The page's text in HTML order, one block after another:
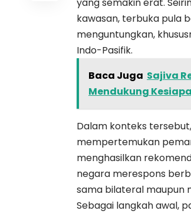
kawasan, terbuka pula
menguntungkan,
Indo-Pasifik.
Baca Juga Sajiva
Mendukung
Dalam konteks tersebut,
mempertemukan
menghasilkan
negara merespons
sama bilateral maupun
Sebagai langkah awal,